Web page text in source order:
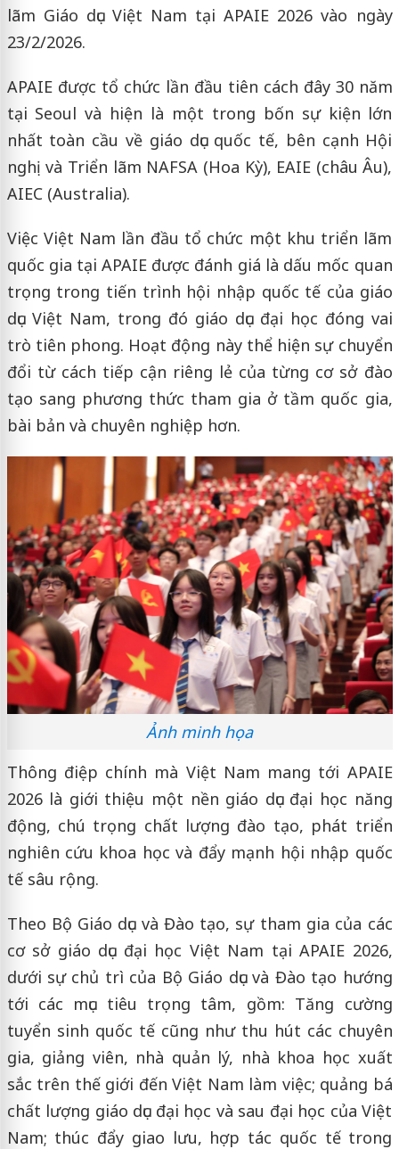
lãm Giáo dục Việt Nam tại APAIE 2026 vào ngày
23/2/2026.
APAIE được tổ chức lần đầu tiên cách đây 30 năm
tại Seoul và hiện là một trong bốn sự kiện lớn
nhất toàn cầu về giáo dục quốc tế, bên cạnh Hội
nghị và Triển lãm NAFSA (Hoa Kỳ), EAIE (châu Âu),
AIEC (Australia).
Việc Việt Nam lần đầu tổ chức một khu triển lãm
quốc gia tại APAIE được đánh giá là dấu mốc quan
trọng trong tiến trình hội nhập quốc tế của giáo
dục Việt Nam, trong đó giáo dục đại học đóng vai
trò tiên phong. Hoạt động này thể hiện sự chuyển
đổi từ cách tiếp cận riêng lẻ của từng cơ sở đào
tạo sang phương thức tham gia ở tầm quốc gia,
bài bản và chuyên nghiệp hơn.
Ảnh minh họa
Thông điệp chính mà Việt Nam mang tới APAIE
2026 là giới thiệu một nền giáo dục đại học năng
động, chú trọng chất lượng đào tạo, phát triển
nghiên cứu khoa học và đẩy mạnh hội nhập quốc
tế sâu rộng.
Theo Bộ Giáo dục và Đào tạo, sự tham gia của các
cơ sở giáo dục đại học Việt Nam tại APAIE 2026,
dưới sự chủ trì của Bộ Giáo dục và Đào tạo hướng
tới các mục tiêu trọng tâm, gồm: Tăng cường
tuyển sinh quốc tế cũng như thu hút các chuyên
gia, giảng viên, nhà quản lý, nhà khoa học xuất
sắc trên thế giới đến Việt Nam làm việc; quảng bá
chất lượng giáo dục đại học và sau đại học của Việt
Nam; thúc đẩy giao lưu, hợp tác quốc tế trong